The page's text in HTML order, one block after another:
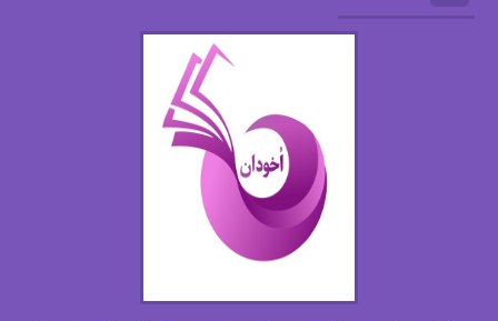
امیر فرهی
باران
بهار سلطانی
بهاره شیرازی
بهاره.م
بیتا فرخی